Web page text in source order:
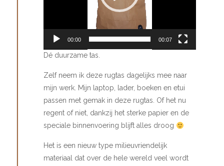
00:00 00:07
Dé duurzame tas.
Zelf neem ik deze rugtas dagelijks mee naar
mijn werk. Mijn laptop, lader, boeken en etui
passen met gemak in deze rugtas. Of het nu
regent of niet, dankzij het sterke papier en de
speciale binnenvoering blijft alles droog
Het is een nieuw type milieuvriendelijk
materiaal dat over de hele wereld veel wordt